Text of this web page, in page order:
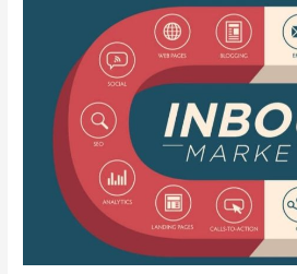
planeje
próximo!